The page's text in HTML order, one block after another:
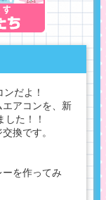
だよ！
エアコンを、新
した！！
換です。
を作ってみ